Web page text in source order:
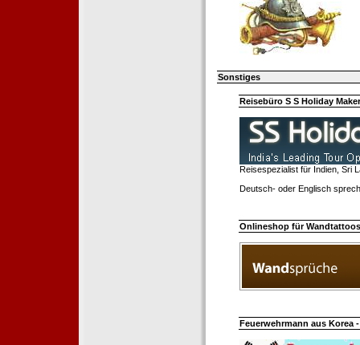
Sonstiges
Reisebüro S S Holiday
Reisespezialist für Indien, Sri
Deutsch- oder Englisch
Onlineshop für Wandtattoos
Feuerwehrmann aus Korea